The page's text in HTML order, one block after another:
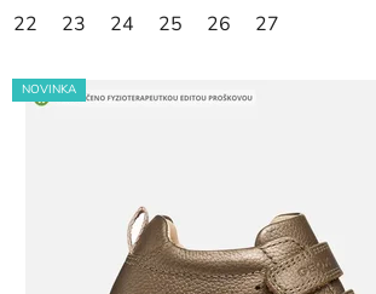
22 23 24 25 26 27
NOVINKA